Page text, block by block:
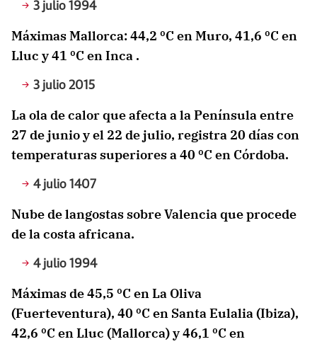
3 julio 1994
Máximas Mallorca: 44,2 ºC en Muro, 41,6 ºC en
Lluc y 41 ºC en Inca .
3 julio 2015
La ola de calor que afecta a la Península entre
27 de junio y el 22 de julio, registra 20 días con
temperaturas superiores a 40 ºC en Córdoba.
4 julio 1407
Nube de langostas sobre Valencia que procede
de la costa africana.
4 julio 1994
Máximas de 45,5 ºC en La Oliva
(Fuerteventura), 40 ºC en Santa Eulalia (Ibiza),
42,6 ºC en Lluc (Mallorca) y 46,1 ºC en